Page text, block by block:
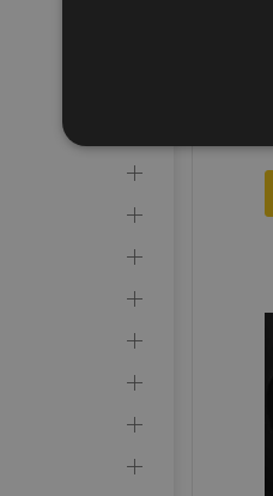
Strictly necessary
properly without strictly
Naam
product_data_storage